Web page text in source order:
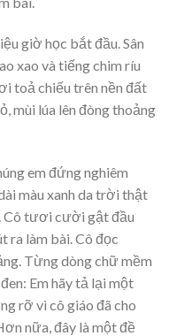
giờ học bắt đầu. Sân
xao và tiếng chim ríu
toả chiếu trên nền đất
mùi lúa lên đòng thoảng
em đứng nghiêm
màu xanh da trời thật
Cô tươi cười gật đầu
ra làm bài. Cô đọc
Từng dòng chữ mềm
Em hãy tả lại một
rỡ vì cô giáo đã cho
nữa, đây là một đề